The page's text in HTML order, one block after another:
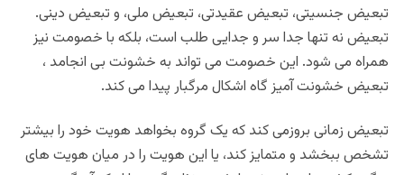
تبعیض جنسیتی، تبعیض عقیدتی، تبعیض ملی، و تبعیض دینی.
تبعیض نه تنها جدا سر و جدایی طلب است، بلکه با خصومت نیز
همراه می شود. این خصومت می تواند به خشونت بی انجامد ،
تبعیض خشونت آمیز گاه اشکال مرگبار پیدا می کند.
تبعیض زمانی بروزمی کند که یک گروه بخواهد هویت خود را بیشتر
تشخص ببخشد و متمایز کند، یا این هویت را در میان هویت های